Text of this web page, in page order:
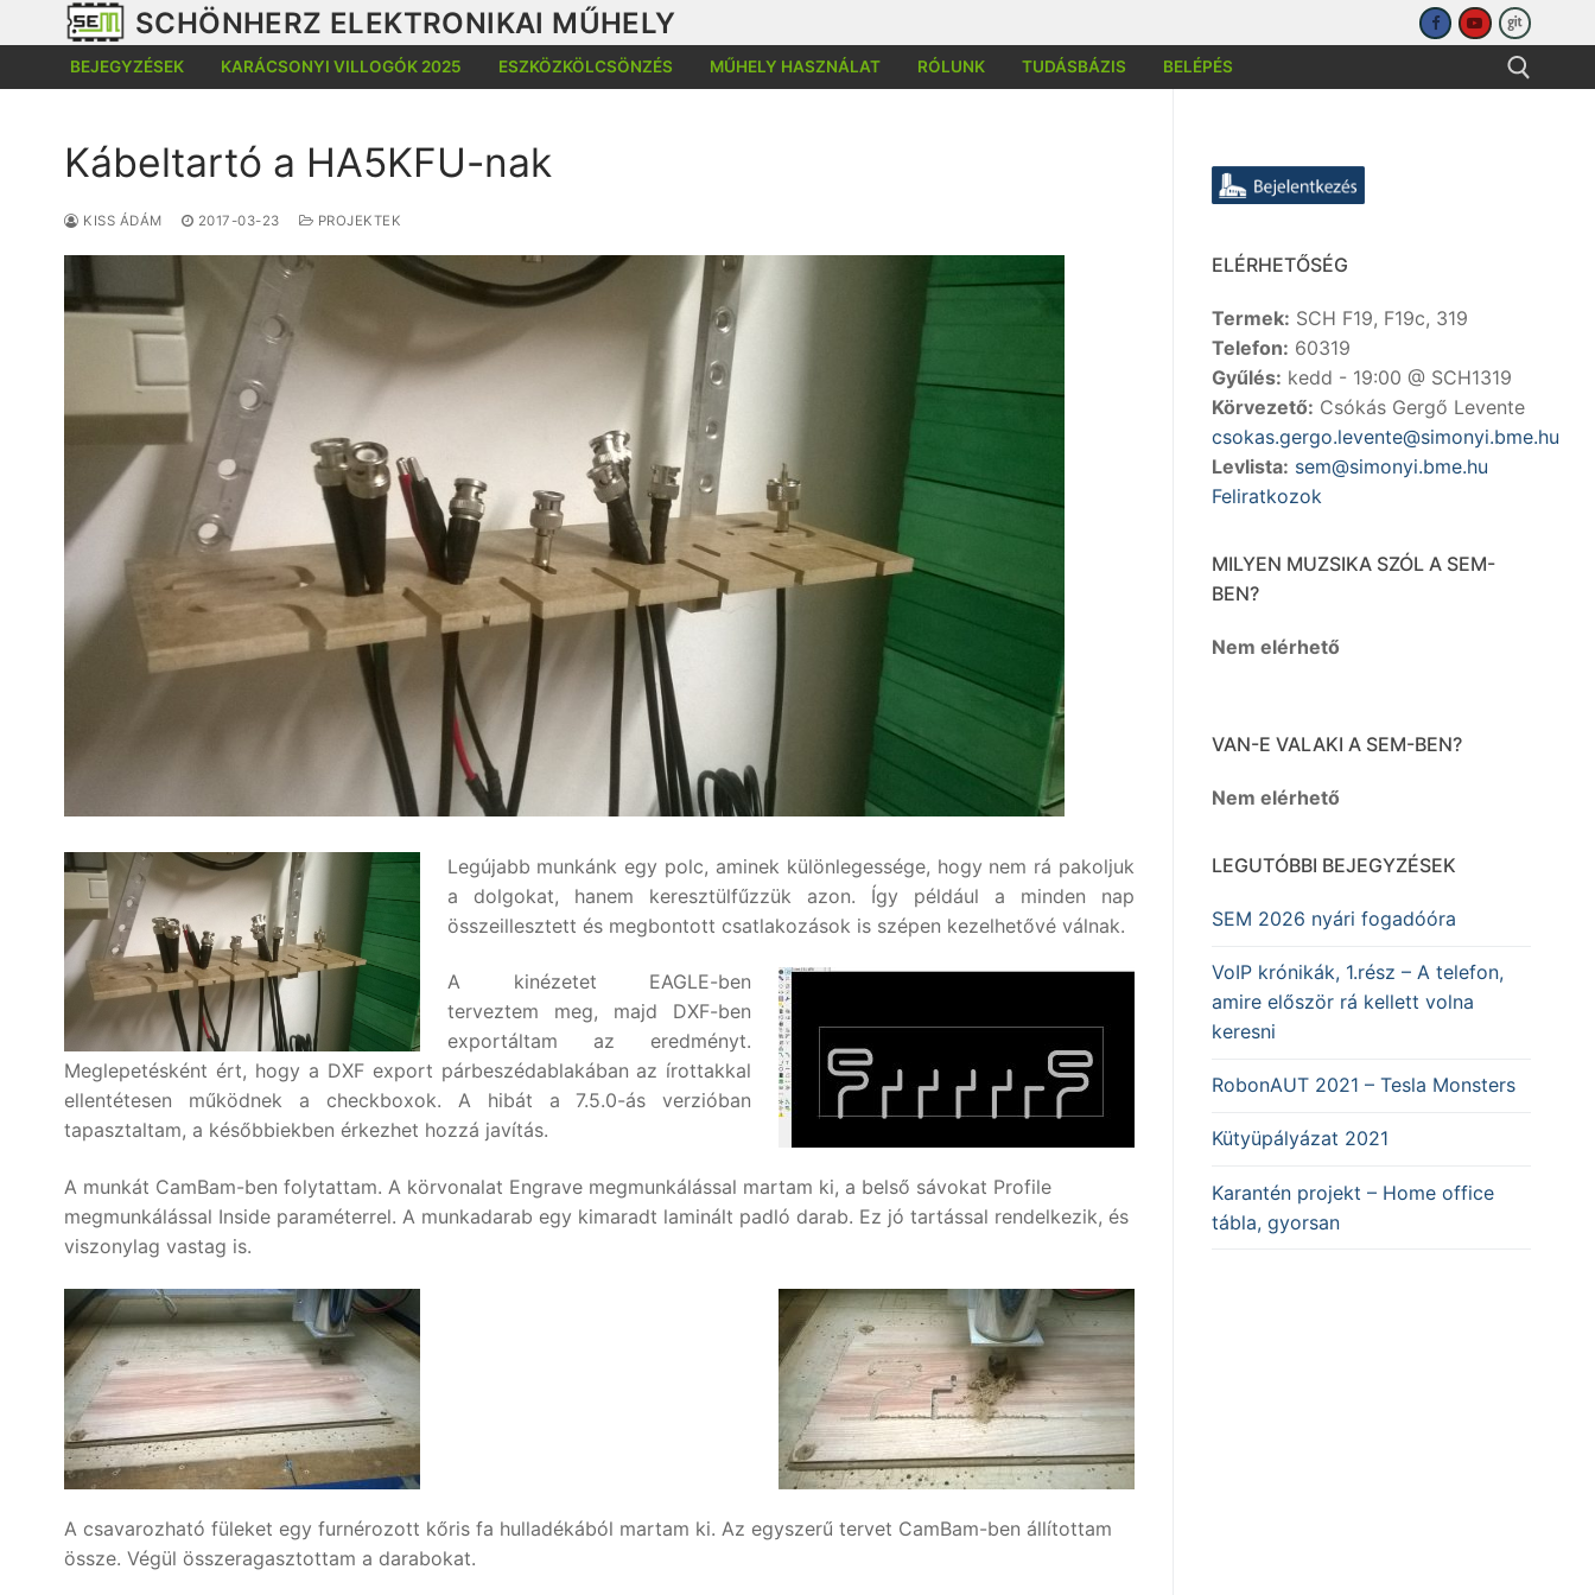
a
tartalomra
SCHÖNHERZ ELEKTRONIKAI MŰHELY
BEJEGYZÉSEK KARÁCSONYI VILLOGÓK 2025 ESZKÖZKÖLCSÖNZÉS MŰHELY HASZNÁLAT RÓLUNK TUDÁSBÁZIS BELÉPÉS
Kábeltartó a HA5KFU-nak
KISS ÁDÁM 2017-03-23 PROJEKTEK
Legújabb munkánk egy polc, aminek különlegessége, hogy nem rá pakoljuk
a dolgokat, hanem keresztülfűzzük azon. Így például a minden nap
összeillesztett és megbontott csatlakozások is szépen kezelhetővé válnak.
A kinézetet EAGLE-ben
terveztem meg, majd DXF-ben
exportáltam az eredményt.
Meglepetésként ért, hogy a DXF export párbeszédablakában az írottakkal
ellentétesen működnek a checkboxok. A hibát a 7.5.0-ás verzióban
tapasztaltam, a későbbiekben érkezhet hozzá javítás.
A munkát CamBam-ben folytattam. A körvonalat Engrave megmunkálással martam ki, a belső sávokat Profile
megmunkálással Inside paraméterrel. A munkadarab egy kimaradt laminált padló darab. Ez jó tartással rendelkezik, és
viszonylag vastag is.
A csavarozható füleket egy furnérozott kőris fa hulladékából martam ki. Az egyszerű tervet CamBam-ben állítottam
össze. Végül összeragasztottam a darabokat.
ELÉRHETŐSÉG
Termek: SCH F19, F19c, 319
Telefon: 60319
Gyűlés: kedd - 19:00 @ SCH1319
Körvezető: Csókás Gergő Levente
csokas.gergo.levente@simonyi.bme.hu
Levlista: sem@simonyi.bme.hu
Feliratkozok
MILYEN MUZSIKA SZÓL A SEM-
BEN?
Nem elérhető
VAN-E VALAKI A SEM-BEN?
Nem elérhető
LEGUTÓBBI BEJEGYZÉSEK
SEM 2026 nyári fogadóóra
VoIP krónikák, 1.rész – A telefon,
amire először rá kellett volna
keresni
RobonAUT 2021 – Tesla Monsters
Kütyüpályázat 2021
Karantén projekt – Home office
tábla, gyorsan